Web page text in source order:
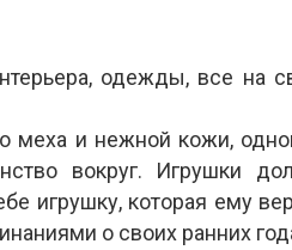
одежды, все на
меха и нежной кожи,
вокруг. Игрушки
игрушку, которая ему
о своих ранних